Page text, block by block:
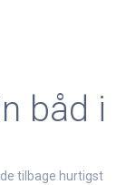
båd i
tilbage hurtigst